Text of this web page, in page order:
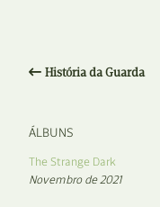
História da Guarda
ÁLBUNS
The Strange Dark
Novembro de 2021